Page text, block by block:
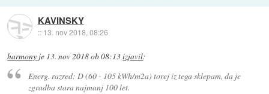
KAVINSKY
:: 13. nov 2018, 08:26
harmony je 13. nov 2018 ob 08:13izjavil:
Energ. razred: D (60 - 105 kWh/m2a) torej iz tega sklepam, da je
zgradba stara najmanj 100 let.